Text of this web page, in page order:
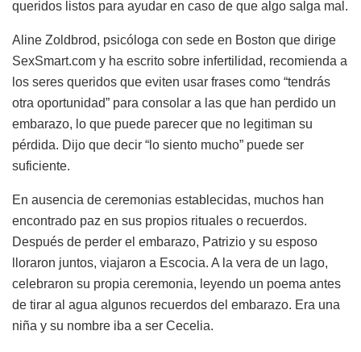
queridos listos para ayudar en caso de que algo salga mal.
Aline Zoldbrod, psicóloga con sede en Boston que dirige
SexSmart.com y ha escrito sobre infertilidad, recomienda a
los seres queridos que eviten usar frases como “tendrás
otra oportunidad” para consolar a las que han perdido un
embarazo, lo que puede parecer que no legitiman su
pérdida. Dijo que decir “lo siento mucho” puede ser
suficiente.
En ausencia de ceremonias establecidas, muchos han
encontrado paz en sus propios rituales o recuerdos.
Después de perder el embarazo, Patrizio y su esposo
lloraron juntos, viajaron a Escocia. A la vera de un lago,
celebraron su propia ceremonia, leyendo un poema antes
de tirar al agua algunos recuerdos del embarazo. Era una
niña y su nombre iba a ser Cecelia.